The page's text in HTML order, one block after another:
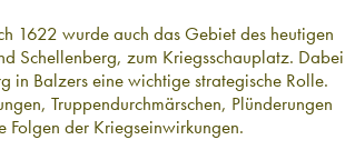
1622 wurde auch das Gebiet des heutigen
Schellenberg, zum Kriegsschauplatz. Dabei
in Balzers eine wichtige strategische Rolle.
Truppendurchmärschen, Plünderungen
Folgen der Kriegseinwirkungen.